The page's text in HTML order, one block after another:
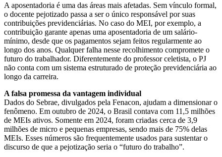
A aposentadoria é uma das áreas mais afetadas. Sem vínculo formal,
o docente pejotizado passa a ser o único responsável por suas
contribuições previdenciárias. No caso do MEI, por exemplo, a
contribuição garante apenas uma aposentadoria de um salário-
mínimo, desde que os pagamentos sejam feitos regularmente ao
longo dos anos. Qualquer falha nesse recolhimento compromete o
futuro do trabalhador. Diferentemente do professor celetista, o PJ
não conta com um sistema estruturado de proteção previdenciária ao
longo da carreira.
A falsa promessa da vantagem individual
Dados do Sebrae, divulgados pela Fenacon, ajudam a dimensionar o
fenômeno. Em outubro de 2024, o Brasil contava com 11,5 milhões
de MEIs ativos. Somente em 2024, foram criadas cerca de 3,9
milhões de micro e pequenas empresas, sendo mais de 75% delas
MEIs. Esses números são frequentemente usados para sustentar o
discurso de que a pejotização seria o “futuro do trabalho”.